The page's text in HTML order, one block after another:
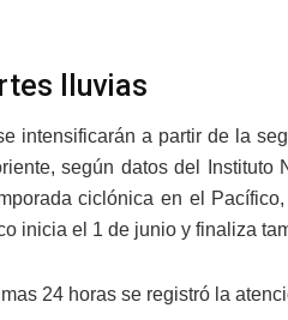
lluvias
intensificarán a partir de la
según datos del
ciclónica en el
inicia el 1 de junio y finaliza
24 horas se registró la